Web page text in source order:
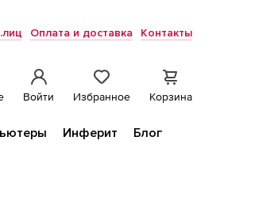
Оплата и доставка Контакты
Войти Избранное Корзина
Инферит
Блог